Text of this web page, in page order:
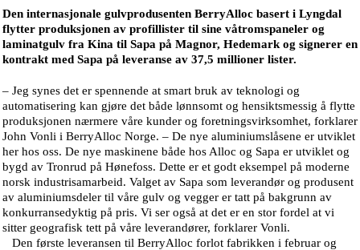
Den internasjonale gulvprodusenten BerryAlloc basert i Lyngdal
flytter produksjonen av profillister til sine våtromspaneler og
laminatgulv fra Kina til Sapa på Magnor, Hedemark og signerer en
kontrakt med Sapa på leveranse av 37,5 millioner lister.
– Jeg synes det er spennende at smart bruk av teknologi og
automatisering kan gjøre det både lønnsomt og hensiktsmessig å flytte
produksjonen nærmere våre kunder og foretningsvirksomhet, forklarer
John Vonli i BerryAlloc Norge. – De nye aluminiumslåsene er utviklet
her hos oss. De nye maskinene både hos Alloc og Sapa er utviklet og
bygd av Tronrud på Hønefoss. Dette er et godt eksempel på moderne
norsk industrisamarbeid. Valget av Sapa som leverandør og produsent
av aluminiumsdeler til våre gulv og vegger er tatt på bakgrunn av
konkurransedyktig på pris. Vi ser også at det er en stor fordel at vi
sitter geografisk tett på våre leverandører, forklarer Vonli.
Den første leveransen til BerryAlloc forlot fabrikken i februar og